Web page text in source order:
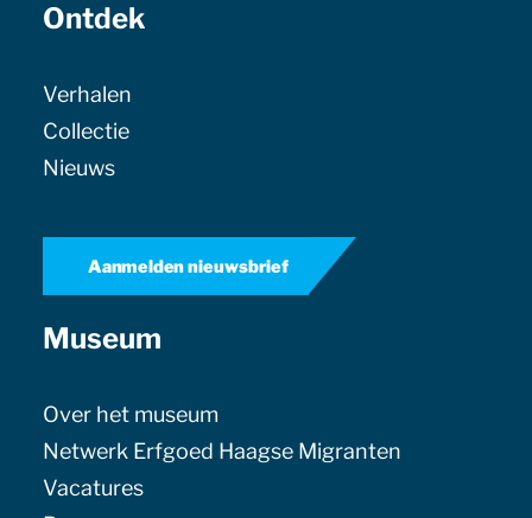
Ontdek
Verhalen
Collectie
Nieuws
Aanmelden nieuwsbrief
Museum
Over het museum
Netwerk Erfgoed Haagse Migranten
Vacatures